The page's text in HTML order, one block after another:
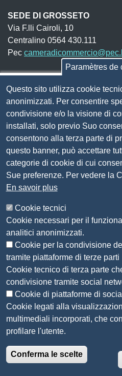
SEDE DI GROSSETO
Via F.lli Cairoli, 10
Centralino 0564 430.111
Pec
Codice univoco fatturazione
Pagare con PagoPA
Seguici su
Sito web
Amministrazione trasparente
Mappa del sito
Privacy
Social Media Policy
Dichiarazione di accessibilità
Feedback accessibilità
Siti tematici: Maremma e
© 2026 CAMERA DI
MAREMMA E DEL TIRRENO
Paramètres de
Questo sito utilizza cookie
anonimizzati. Per consentire
condivisione e/o la visione di
installati, solo previo Suo
consentono alla terza parte di
questo banner, può accettare
categorie di cookie di cui
Sue preferenze. Per vedere la
En savoir plus
Cookie tecnici
Cookie necessari per il
analitici anonimizzati.
Cookie per la condivisione
tramite piattaforme di terze parti
Cookie tecnico di terza parte
condivisione tramite social
Cookie di piattaforme di
Cookie legati alla
multimediali incorporati, che
profilare l'utente.
Conferma le scelte